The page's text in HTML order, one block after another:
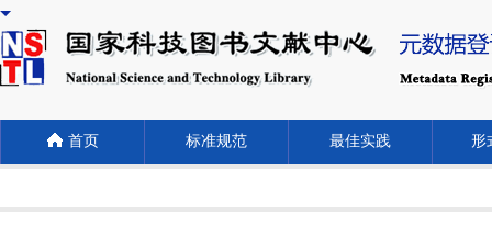
首页 标准规范 最佳实践 形